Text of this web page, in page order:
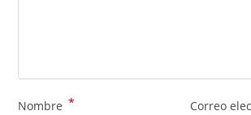
Nombre * Correo